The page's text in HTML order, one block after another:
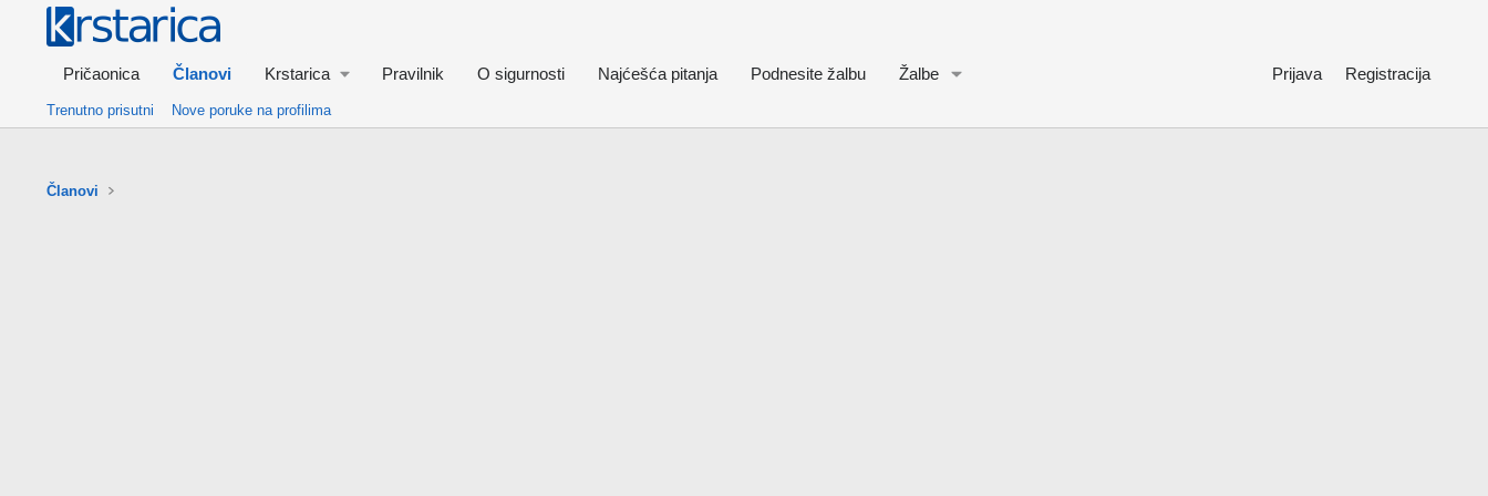
Pričaonica Članovi Krstarica Pravilnik O sigurnosti Najćešća pitanja Podnesite žalbu Žalbe Prijava Registracija
Trenutno prisutni Nove poruke na profilima
Članovi